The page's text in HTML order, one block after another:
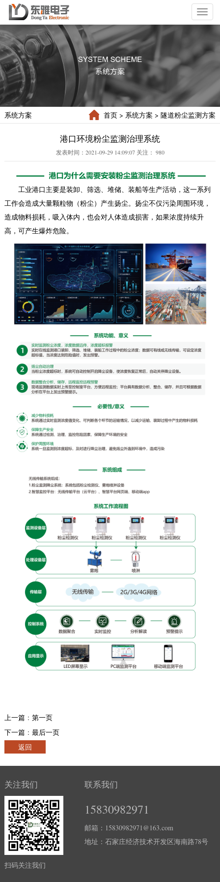
系统方案 首页 > 系统方案 > 隧道粉尘监测方案
港口环境粉尘监测治理系统
发表时间：2021-09-29 14:09:07 关注： 980
工业港口主要是装卸、筛选、堆储、装船等生产活动，这一系列
工作会造成大量颗粒物（粉尘）产生扬尘。扬尘不仅污染周围环境，
造成物料损耗，吸入体内，也会对人体造成损害，如果浓度持续升
高，可产生爆炸危险。
上一篇 : 第一页
下一篇 : 最后一页
返回
关注我们
扫码关注我们
联系我们
15830982971
邮箱：15830982971@163.com
地址：石家庄经济技术开发区海南路78号